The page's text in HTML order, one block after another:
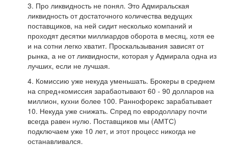
3. Про ликвидность не понял. Это Адмиральская
ликвидность от достаточного количества ведущих
поставщиков, на ней сидит несколько компаний и
проходят десятки миллиардов оборота в месяц, хотя ее
и на сотни легко хватит. Проскальзывания зависят от
рынка, а не от ликвидности, которая у Адмирала одна из
лучших, если не лучшая.
4. Комиссию уже некуда уменьшать. Брокеры в среднем
на спред+комиссия зарабаотывают 60 - 90 долларов на
миллион, кухни более 100. Раннофорекс зарабатывает
10. Некуда уже снижать. Спред по евродоллару почти
всегда равен нулю. Поставщиков мы (АМТС)
подключаем уже 10 лет, и этот процесс никогда не
останавливался.